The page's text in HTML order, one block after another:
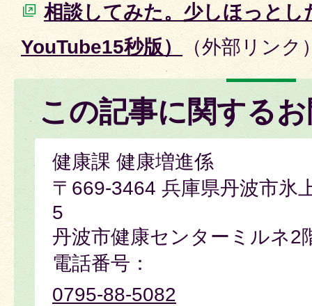
相談してみた。少しほっとし
YouTube15秒版） （外部リンク
この記事に関する
健康課 健康増進係
〒669-3464 兵庫県丹波市氷
5
丹波市健康センターミルネ2
電話番号：
0795-88-5082